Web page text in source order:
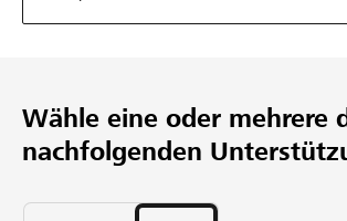
Unterstützungen
Wähle eine oder mehrere
nachfolgenden